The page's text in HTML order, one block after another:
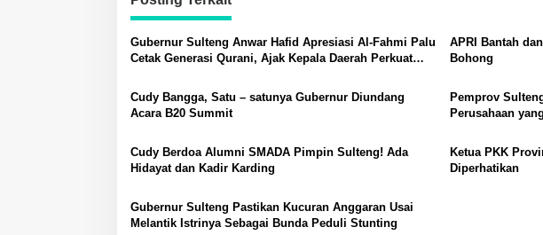
Gubernur Sulteng Anwar Hafid Apresiasi Al-Fahmi Palu
Cetak Generasi Qurani, Ajak Kepala Daerah Perkuat
APRI Bantah
Bohong
Cudy Bangga, Satu – satunya Gubernur Diundang
Acara B20 Summit
Pemprov
Perusahaan
Cudy Berdoa Alumni SMADA Pimpin Sulteng! Ada
Hidayat dan Kadir Karding
Ketua PKK
Diperhatikan
Gubernur Sulteng Pastikan Kucuran Anggaran Usai
Melantik Istrinya Sebagai Bunda Peduli Stunting